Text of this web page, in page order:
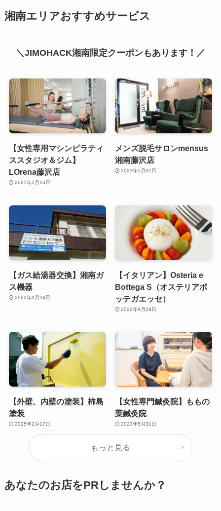
湘南エリアおすすめサービス
＼JIMOHACK湘南限定クーポンもあります！／
【女性専用マシンピラティ
ススタジオ＆ジム】
LOrena藤沢店
2025年2月16日
メンズ脱毛サロンmensus
湘南藤沢店
2023年5月31日
【ガス給湯器交換】湘南ガ
ス機器
2022年9月24日
【イタリアン】Osteria e
Bottega S（オステリアボ
ッテガエッセ）
2022年9月28日
【外壁、内壁の塗装】柿島
塗装
2025年2月17日
【女性専門鍼灸院】ももの
葉鍼灸院
2023年5月31日
もっと見る
あなたのお店をPRしませんか？